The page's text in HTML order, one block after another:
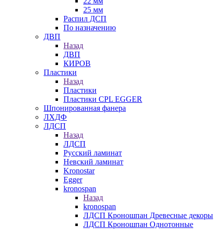
25 мм
Распил ДСП
По назначению
ДВП
Назад
ДВП
КИРОВ
Пластики
Назад
Пластики
Пластики CPL EGGER
Шпонированная фанера
ЛХДФ
ЛДСП
Назад
ЛДСП
Русский ламинат
Невский ламинат
Kronostar
Egger
kronospan
Назад
kronospan
ЛДСП Кроношпан Древесные декоры
ЛДСП Кроношпан Однотонные